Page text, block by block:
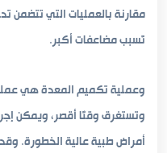
مقارنة بالعمليات التي تتضمن
تُسبب مضاعفات أكبر.
وعملية تكميم المعدة هي
وتستغرق وقتًا أقصر، ويمكن
أمراض طبية عالية الخطورة.